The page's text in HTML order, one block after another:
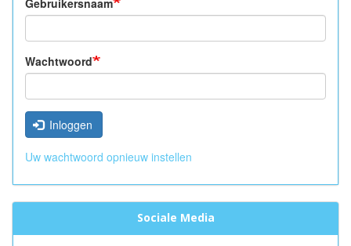
Wachtwoord
Inloggen
Uw wachtwoord opnieuw instellen
Sociale Media